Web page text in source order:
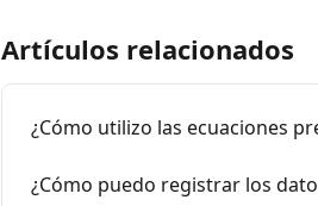
Artículos relacionados
¿Cómo utilizo las ecuaciones
¿Cómo puedo registrar los